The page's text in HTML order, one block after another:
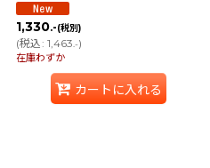
1,330.-(税別)
(税込: 1,463.-)
在庫わずか
カートに入れる